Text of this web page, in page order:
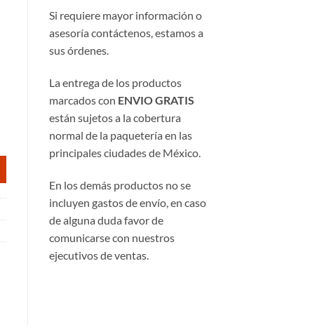
Si requiere mayor información o
asesoría contáctenos, estamos a
sus órdenes.
La entrega de los productos
marcados con ENVIO GRATIS
están sujetos a la cobertura
normal de la paquetería en las
principales ciudades de México.
En los demás productos no se
incluyen gastos de envío, en caso
de alguna duda favor de
comunicarse con nuestros
ejecutivos de ventas.